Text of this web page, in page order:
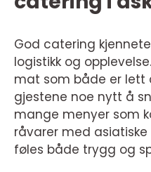
God catering
logistikk og
mat som både er lett
gjestene noe nytt å
mange menyer som
råvarer med
føles både trygg og